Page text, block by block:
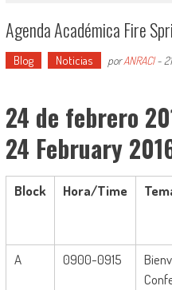
Agenda Académica Fire
Blog Noticias porANRACI-
24 de febrero
24 February
Block Hora/Time
A
0900-0915